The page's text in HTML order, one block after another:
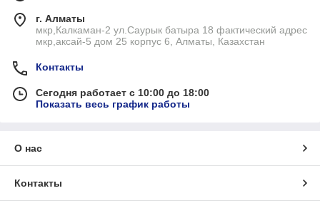
г. Алматы
мкр,Калкаман-2 ул.Саурык батыра 18 фактический адрес
мкр,аксай-5 дом 25 корпус 6, Алматы, Казахстан
Контакты
Сегодня работает с 10:00 до 18:00
Показать весь график работы
О нас
Контакты